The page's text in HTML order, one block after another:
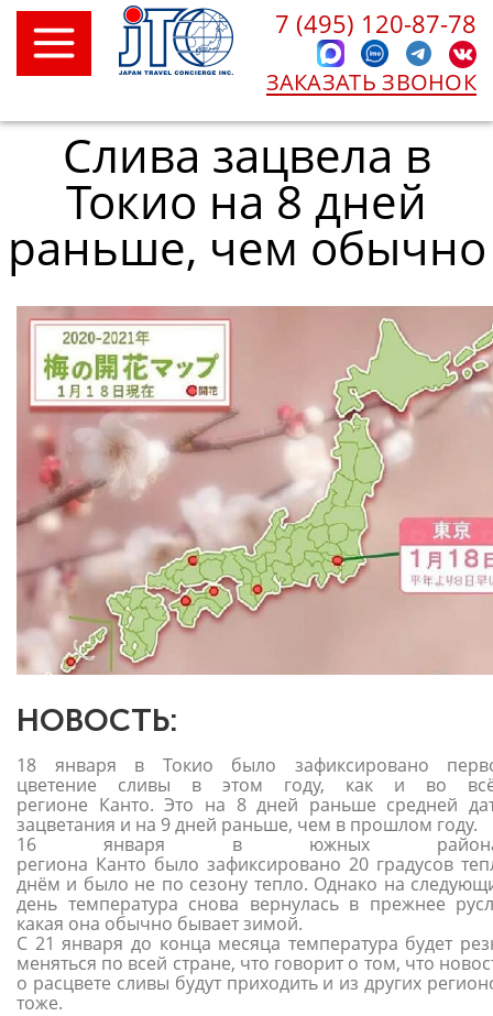
7 (495) 120-87-78
ЗАКАЗАТЬ ЗВОНОК
Слива зацвела в
Токио на 8 дней
раньше, чем обычно
НОВОСТЬ:
18 января в Токио было зафиксировано
цветение сливы в этом году, как и во
регионе Канто. Это на 8 дней раньше средней
зацветания и на 9 дней раньше, чем в прошлом году.
16 января в южных
региона Канто было зафиксировано 20 градусов
днём и было не по сезону тепло. Однако на
день температура снова вернулась в прежнее
какая она обычно бывает зимой.
С 21 января до конца месяца температура будет
меняться по всей стране, что говорит о том, что
о расцвете сливы будут приходить и из других
тоже.